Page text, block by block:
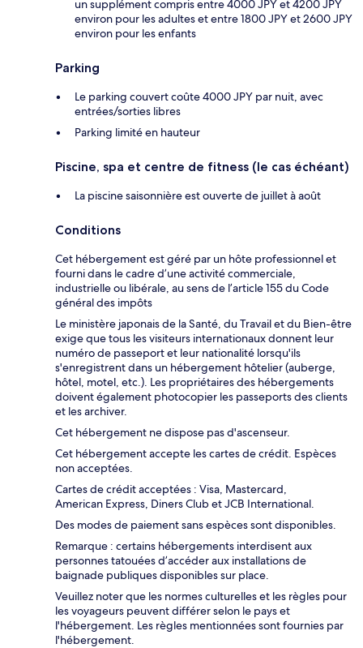
un supplément compris entre 4000 JPY et 4200 JPY
environ pour les adultes et entre 1800 JPY et 2600 JPY
environ pour les enfants
Parking
Le parking couvert coûte 4000 JPY par nuit, avec
entrées/sorties libres
Parking limité en hauteur
Piscine, spa et centre de fitness (le cas échéant)
La piscine saisonnière est ouverte de juillet à août
Conditions
Cet hébergement est géré par un hôte professionnel et
fourni dans le cadre d’une activité commerciale,
industrielle ou libérale, au sens de l’article 155 du Code
général des impôts
Le ministère japonais de la Santé, du Travail et du Bien-être
exige que tous les visiteurs internationaux donnent leur
numéro de passeport et leur nationalité lorsqu'ils
s'enregistrent dans un hébergement hôtelier (auberge,
hôtel, motel, etc.). Les propriétaires des hébergements
doivent également photocopier les passeports des clients
et les archiver.
Cet hébergement ne dispose pas d'ascenseur.
Cet hébergement accepte les cartes de crédit. Espèces
non acceptées.
Cartes de crédit acceptées : Visa, Mastercard,
American Express, Diners Club et JCB International.
Des modes de paiement sans espèces sont disponibles.
Remarque : certains hébergements interdisent aux
personnes tatouées d’accéder aux installations de
baignade publiques disponibles sur place.
Veuillez noter que les normes culturelles et les règles pour
les voyageurs peuvent différer selon le pays et
l'hébergement. Les règles mentionnées sont fournies par
l'hébergement.